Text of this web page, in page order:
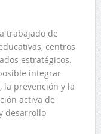
trabajado de
centros
estratégicos.
integrar
la prevención y la
activa de
desarrollo